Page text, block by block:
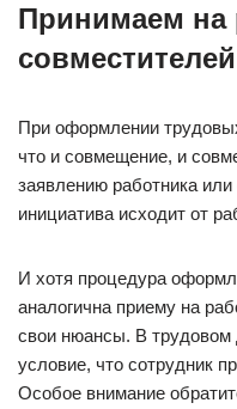
Принимаем на
совместителей
При оформлении
что и совмещение, и
заявлению работника или
инициатива исходит от
И хотя процедура
аналогична приему на
свои нюансы. В трудовом
условие, что сотрудник
Особое внимание